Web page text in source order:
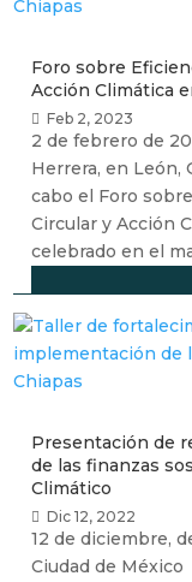
Foro sobre
Acción Climática
Feb 2, 2023
2 de febrero de
Herrera, en León,
cabo el Foro
Circular y Acción
celebrado en el
Presentación de
de las finanzas
Climático
Dic 12, 2022
12 de diciembre,
Ciudad de México